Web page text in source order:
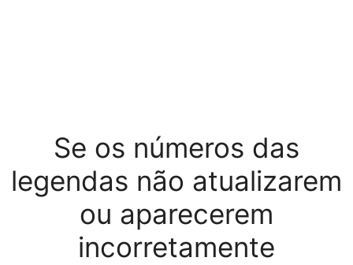
Se os números das
legendas não atualizarem
ou aparecerem
incorretamente